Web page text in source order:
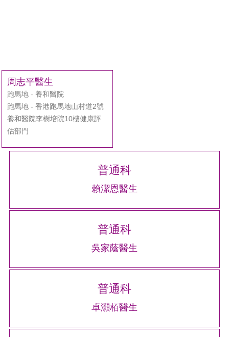
周志平醫生
跑馬地 - 養和醫院
跑馬地 - 香港跑馬地山村道2號
養和醫院李樹培院10樓健康評
估部門
普通科
賴潔恩醫生
普通科
吳家蔭醫生
普通科
卓灝栢醫生